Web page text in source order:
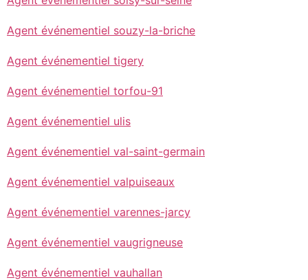
Agent événementiel souzy-la-briche
Agent événementiel tigery
Agent événementiel torfou-91
Agent événementiel ulis
Agent événementiel val-saint-germain
Agent événementiel valpuiseaux
Agent événementiel varennes-jarcy
Agent événementiel vaugrigneuse
Agent événementiel vauhallan